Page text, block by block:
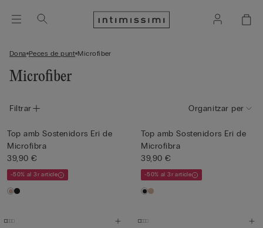
Dona Peces de punt Microfiber
Microfiber
Filtrar Organitzar per
Top amb Sostenidors Eri de
Microfibra
39,90 €
-50% al 3r article
Top amb Sostenidors Eri de
Microfibra
39,90 €
-50% al 3r article